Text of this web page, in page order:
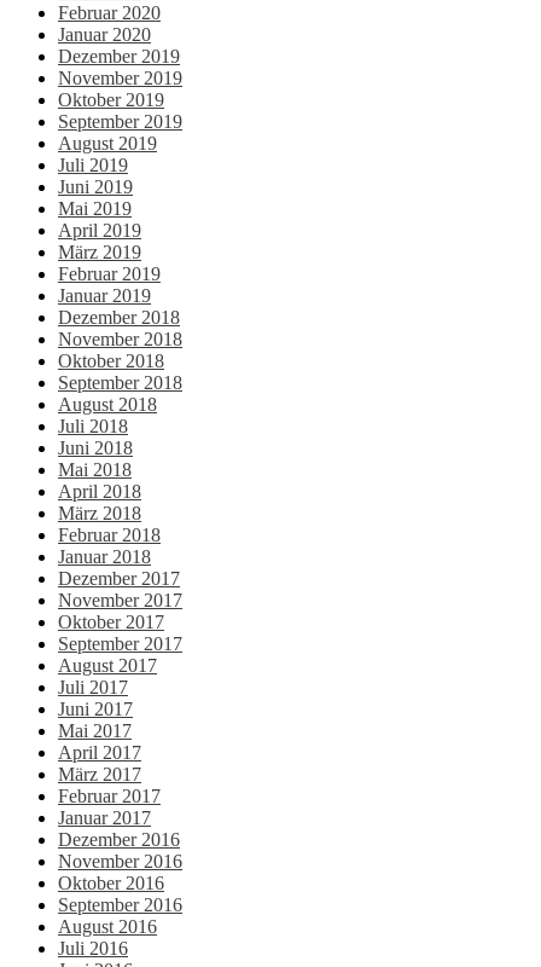
Februar 2020
Januar 2020
Dezember 2019
November 2019
Oktober 2019
September 2019
August 2019
Juli 2019
Juni 2019
Mai 2019
April 2019
März 2019
Februar 2019
Januar 2019
Dezember 2018
November 2018
Oktober 2018
September 2018
August 2018
Juli 2018
Juni 2018
Mai 2018
April 2018
März 2018
Februar 2018
Januar 2018
Dezember 2017
November 2017
Oktober 2017
September 2017
August 2017
Juli 2017
Juni 2017
Mai 2017
April 2017
März 2017
Februar 2017
Januar 2017
Dezember 2016
November 2016
Oktober 2016
September 2016
August 2016
Juli 2016